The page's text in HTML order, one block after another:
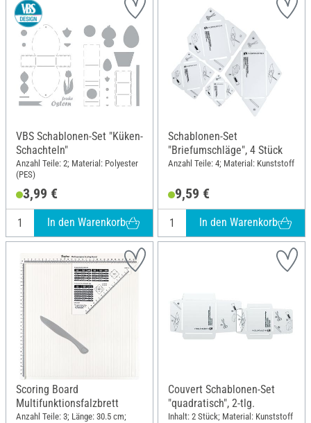
VBS Schablonen-Set "Küken-
Schachteln"
Anzahl Teile: 2; Material: Polyester
(PES)
3,99 €
In den Warenkorb
Schablonen-Set
"Briefumschläge", 4 Stück
Anzahl Teile: 4; Material: Kunststoff
9,59 €
In den Warenkorb
Scoring Board
Multifunktionsfalzbrett
Anzahl Teile: 3; Länge: 30.5 cm;
Couvert Schablonen-Set
"quadratisch", 2-tlg.
Inhalt: 2 Stück; Material: Kunststoff